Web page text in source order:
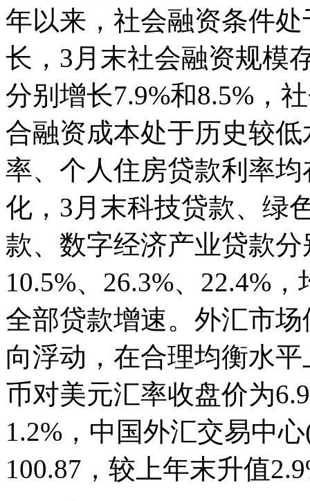
年以来，社会融资条件
长，3月末社会融资规模
分别增长7.9%和8.5%，
合融资成本处于历史较
率、个人住房贷款利率
化，3月末科技贷款、绿
款、数字经济产业贷款分
10.5%、26.3%、22.4%
全部贷款增速。外汇市
向浮动，在合理均衡水
币对美元汇率收盘价为
1.2%，中国外汇交易中
100.87，较上年末升值